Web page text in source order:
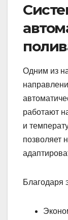
Одним из
работают
и
позволяет
Благодаря